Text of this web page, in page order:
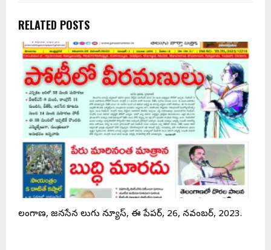
RELATED POSTS
తెలంగాణ, జనసేన తెలుగు న్యూస్, ఈ పేపర్, 26, నవంబర్, 2023.